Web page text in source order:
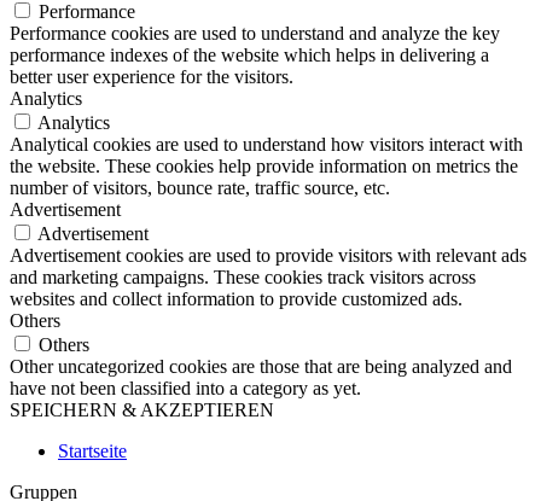
Performance
Performance cookies are used to understand and analyze the key
performance indexes of the website which helps in delivering a
better user experience for the visitors.
Analytics
Analytics
Analytical cookies are used to understand how visitors interact with
the website. These cookies help provide information on metrics the
number of visitors, bounce rate, traffic source, etc.
Advertisement
Advertisement
Advertisement cookies are used to provide visitors with relevant ads
and marketing campaigns. These cookies track visitors across
websites and collect information to provide customized ads.
Others
Others
Other uncategorized cookies are those that are being analyzed and
have not been classified into a category as yet.
SPEICHERN & AKZEPTIEREN
Startseite
Gruppen